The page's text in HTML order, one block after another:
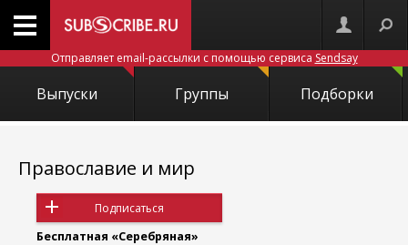
Отправляет email-рассылки с помощью сервиса Sendsay
Выпуски Группы Подборки
Православие и мир
Подписаться
Бесплатная «Серебряная»